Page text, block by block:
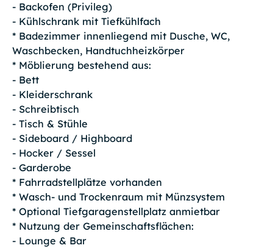
- Backofen (Privileg)
- Kühlschrank mit Tiefkühlfach
* Badezimmer innenliegend mit Dusche, WC,
Waschbecken, Handtuchheizkörper
* Möblierung bestehend aus:
- Bett
- Kleiderschrank
- Schreibtisch
- Tisch & Stühle
- Sideboard / Highboard
- Hocker / Sessel
- Garderobe
* Fahrradstellplätze vorhanden
* Wasch- und Trockenraum mit Münzsystem
* Optional Tiefgaragenstellplatz anmietbar
* Nutzung der Gemeinschaftsflächen:
- Lounge & Bar